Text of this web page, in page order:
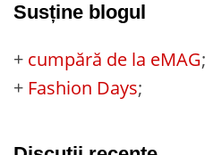
Susține blogul
+ cumpără de la eMAG;
+ Fashion Days;